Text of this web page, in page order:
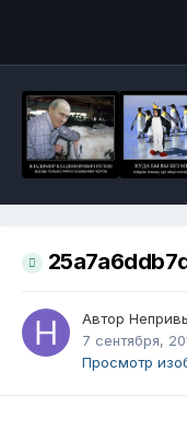
Автор
7 сентября,
Просмотр